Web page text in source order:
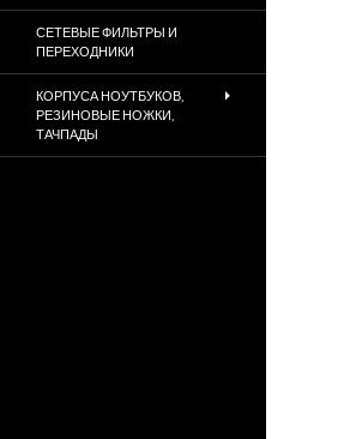
СЕТЕВЫЕ ФИЛЬТРЫ И
ПЕРЕХОДНИКИ
КОРПУСА НОУТБУКОВ,
РЕЗИНОВЫЕ НОЖКИ,
ТАЧПАДЫ